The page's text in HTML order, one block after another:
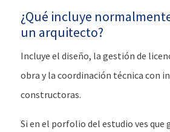
¿Qué incluye
un arquitecto?
Incluye el diseño, la gestión de
obra y la coordinación técnica con
constructoras.
Si en el porfolio del estudio ves que